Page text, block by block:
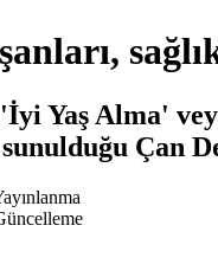
Yaş Alma'
Çan